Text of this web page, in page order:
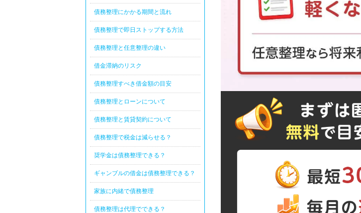
債務整理にかかる期間と流れ
債務整理で即日ストップする方法
債務整理と任意整理の違い
借金滞納のリスク
債務整理すべき借金額の目安
債務整理とローンについて
債務整理と賃貸契約について
債務整理で税金は減らせる？
奨学金は債務整理できる？
ギャンブルの借金は債務整理できる？
家族に内緒で債務整理
債務整理は代理でできる？